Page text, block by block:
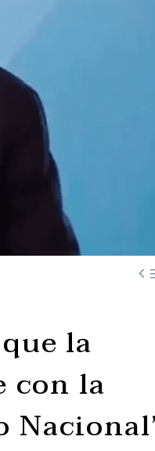

la
con la